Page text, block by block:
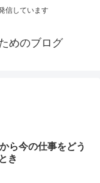
信しています
めのブログ
ら今の仕事をどう
き